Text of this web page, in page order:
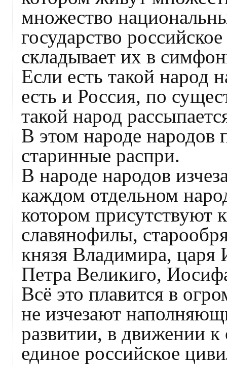
множество
государство
складывает их в
Если есть такой народ
есть и Россия, по
такой народ
В этом народе народов
старинные распри.
В народе народов
каждом отдельном
котором присутствуют
славянофилы,
князя Владимира, царя
Петра Великиго,
Всё это плавится в
не изчезают
развитии, в движении к
единое российское